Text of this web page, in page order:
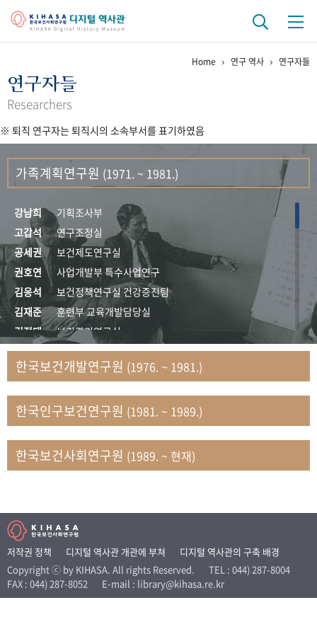
걸어온 길 기관 변천사
연구 역사
정책과 연구 키워드로 보는 연구 역사
연구자들
간행물 변천사
기록물 아카이브
사진 아카이브 문서 기록물 행정박물 영상 기록물
50+1주년 기념
성과 50선 숫자로 보는 50년
세계와 함께 한 KIHASA
VR 역사관
Home 연구 역사 연구자들
연구자들
Researchers
※ 퇴직 연구자는 퇴직시의 소속부서를 표기하였음
가족계획연구원 (1971. ~ 1981.)
강남희
기획조사부
고갑석
연구조정실
공세권
보건제도연구실
권호연
사업개발부 특수사업연구
김응석
보건정책연구실 건강증진팀
김재준
훈련부 교육개발담당실
김정태
보건관리연구실
김지자
연구부 사회개발담당실
김태룡
조사평가부 연구과
문현상
가족복지연구실 인구가족연구팀
박인화
보건정책연구실
박재빈
연구부 인구역학담당실
변종화
보건정책연구실 건강증진팀
송건용
보건정책연구실
송태민
정보통계연구실 빅데이터연구센터
신희설
사업개발부 국제협력연구실
이규식
의료보험연구실
이문기
훈련부
한국보건개발연구원 (1976. ~ 1981.)
한국인구보건연구원 (1981. ~ 1989.)
한국보건사회연구원 (1989. ~ 현재)
저작권 정책 디지털 역사관 개관에 부쳐
디지털 역사관의 구축 배경
Copyright ⓒ by KIHASA. All rights Reserved.
TEL : 044) 287-8004
FAX : 044) 287-8052
E-mail : library@kihasa.re.kr